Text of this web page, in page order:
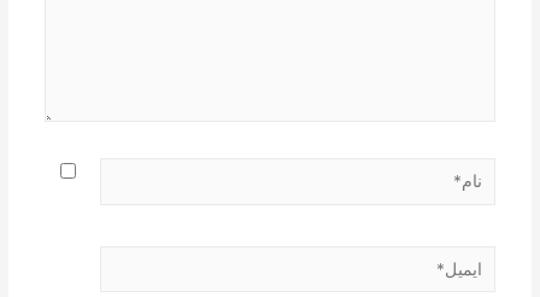
نام*
ایمیل*